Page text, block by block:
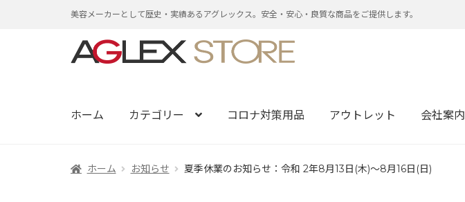
美容メーカーとして歴史・実績あるアグレックス。安全・安心・良質な商品をご提供します。
ナ
ー
ン
コ
ン
ス
ホーム カテゴリー コロナ対策用品 アウトレット 会社案内
ホーム お知らせ 夏季休業のお知らせ：令和 2年8月13日(木)～8月16日(日)